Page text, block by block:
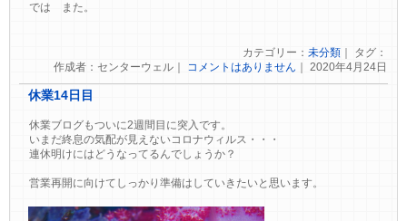
では また。
カテゴリー： 未分類｜ タグ：
作成者：センターウェル｜ コメントはありません ｜ 2020年4月24日
休業14日目
休業ブログもついに2週間目に突入です。
いまだ終息の気配が見えないコロナウィルス・・・
連休明けにはどうなってるんでしょうか？
営業再開に向けてしっかり準備はしていきたいと思います。